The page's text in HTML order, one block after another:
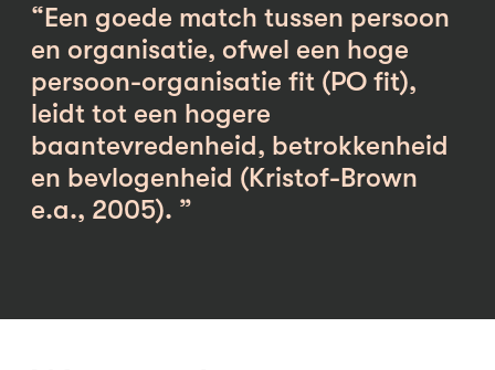
“Een goede match tussen persoon
en organisatie, ofwel een hoge
persoon-organisatie fit (PO fit),
leidt tot een hogere
baantevredenheid, betrokkenheid
en bevlogenheid (Kristof-Brown
e.a., 2005). ”